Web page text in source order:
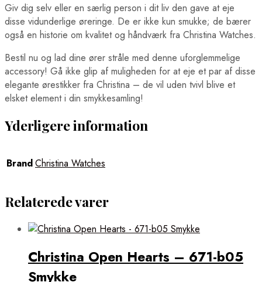
Giv dig selv eller en særlig person i dit liv den gave at eje
disse vidunderlige øreringe. De er ikke kun smukke; de bærer
også en historie om kvalitet og håndværk fra Christina Watches.
Bestil nu og lad dine ører stråle med denne uforglemmelige
accessory! Gå ikke glip af muligheden for at eje et par af disse
elegante ørestikker fra Christina – de vil uden tvivl blive et
elsket element i din smykkesamling!
Yderligere information
BrandChristina Watches
Relaterede varer
Christina Open Hearts – 671-b05
Smykke